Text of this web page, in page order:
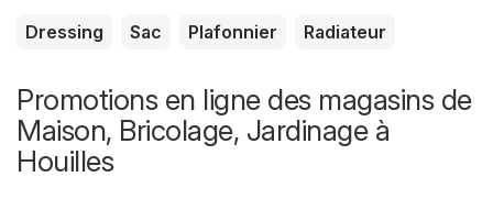
Dressing Sac Plafonnier Radiateur
Promotions en ligne des magasins de
Maison, Bricolage, Jardinage à
Houilles